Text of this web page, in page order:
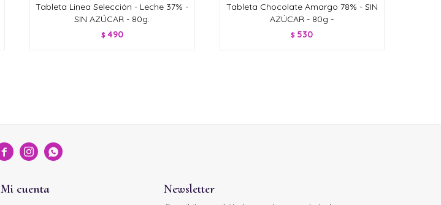
Tableta Linea Selección - Leche 37% -
SIN AZÚCAR - 80g.
$ 490
Tableta Chocolate Amargo 78% - SIN
AZÚCAR - 80g -
$ 530
  
Mi cuenta Newsletter